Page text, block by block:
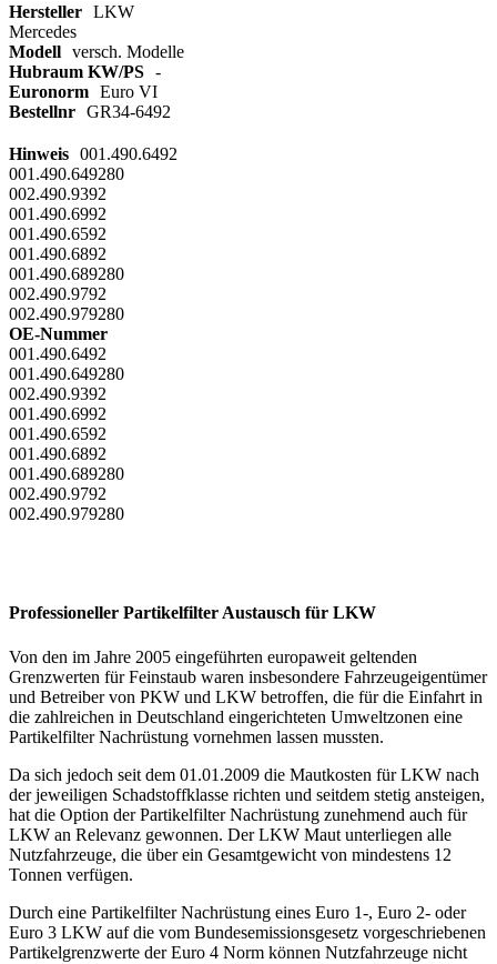
Hersteller LKW
Mercedes
Modell versch. Modelle
Hubraum KW/PS -
Euronorm Euro VI
Bestellnr GR34-6492
Hinweis 001.490.6492
001.490.649280
002.490.9392
001.490.6992
001.490.6592
001.490.6892
001.490.689280
002.490.9792
002.490.979280
OE-Nummer
001.490.6492
001.490.649280
002.490.9392
001.490.6992
001.490.6592
001.490.6892
001.490.689280
002.490.9792
002.490.979280
Professioneller Partikelfilter Austausch für LKW
Von den im Jahre 2005 eingeführten europaweit geltenden
Grenzwerten für Feinstaub waren insbesondere Fahrzeugeigentümer
und Betreiber von PKW und LKW betroffen, die für die Einfahrt in
die zahlreichen in Deutschland eingerichteten Umweltzonen eine
Partikelfilter Nachrüstung vornehmen lassen mussten.
Da sich jedoch seit dem 01.01.2009 die Mautkosten für LKW nach
der jeweiligen Schadstoffklasse richten und seitdem stetig ansteigen,
hat die Option der Partikelfilter Nachrüstung zunehmend auch für
LKW an Relevanz gewonnen. Der LKW Maut unterliegen alle
Nutzfahrzeuge, die über ein Gesamtgewicht von mindestens 12
Tonnen verfügen.
Durch eine Partikelfilter Nachrüstung eines Euro 1-, Euro 2- oder
Euro 3 LKW auf die vom Bundesemissionsgesetz vorgeschriebenen
Partikelgrenzwerte der Euro 4 Norm können Nutzfahrzeuge nicht